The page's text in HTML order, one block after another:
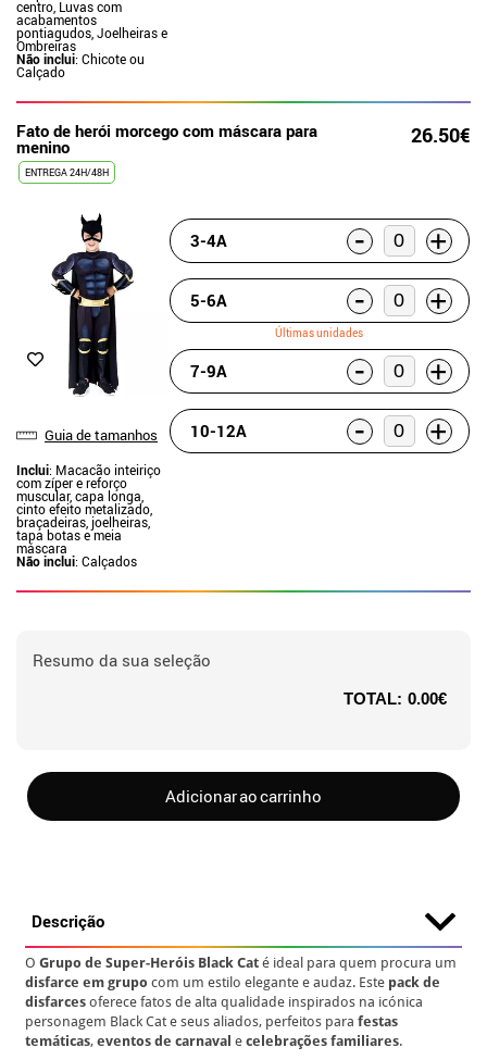
centro, Luvas com
acabamentos
pontiagudos, Joelheiras e
Ombreiras
Não inclui: Chicote ou
Calçado
Fato de herói morcego com máscara para
menino 26.50€
ENTREGA 24H/48H
Guia de tamanhos
Inclui: Macacão inteiriço
com zíper e reforço
muscular, capa longa,
cinto efeito metalizado,
braçadeiras, joelheiras,
tapa botas e meia
máscara
Não inclui: Calçados
3-4A - +
5-6A - +
Últimas unidades
7-9A - +
10-12A - +
Resumo da sua seleção
TOTAL: 0.00€
Adicionar ao carrinho
Descrição
OGrupo de Super-Heróis Black Cat é ideal para quem procura um
disfarce em grupo com um estilo elegante e audaz. Este pack de
disfarces oferece fatos de alta qualidade inspirados na icónica
personagem Black Cat e seus aliados, perfeitos parafestas
temáticas,eventos de carnaval ecelebrações familiares.